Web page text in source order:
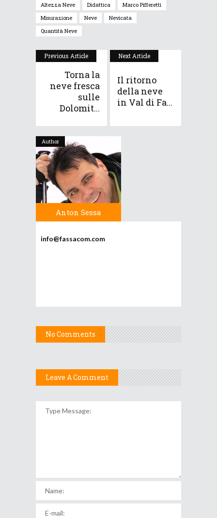
Altezza Neve
Didattica
Marco Pifferetti
Misurazione
Neve
Nevicata
Quantità Neve
Previous Article
Torna la
neve fresca
sulle
Dolomit...
Next Article
Il ritorno
della neve
in Val di Fa...
Author
Anton Sessa
info@fassacom.com
No Comments
Leave A Comment